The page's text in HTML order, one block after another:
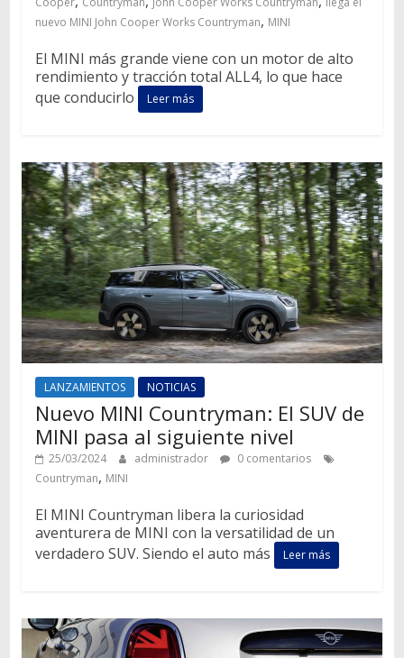
nuevo MINI John Cooper Works Countryman, MINI
El MINI más grande viene con un motor de alto
rendimiento y tracción total ALL4, lo que hace
que conducirlo
Leer más
LANZAMIENTOS NOTICIAS
Nuevo MINI Countryman: El SUV de
MINI pasa al siguiente nivel
25/03/2024 administrador
0 comentarios
Countryman, MINI
El MINI Countryman libera la curiosidad
aventurera de MINI con la versatilidad de un
verdadero SUV. Siendo el auto más
Leer más